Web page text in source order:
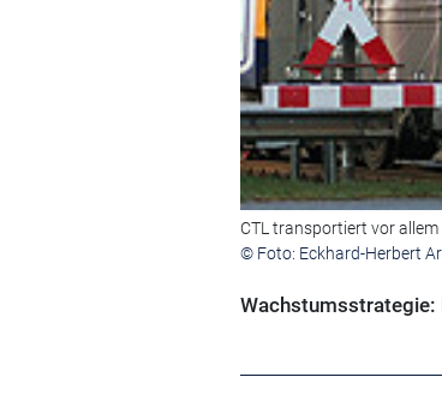
CTL transportiert vor
© Foto: Eckhard-Herbert
Wachstumsstrategie: